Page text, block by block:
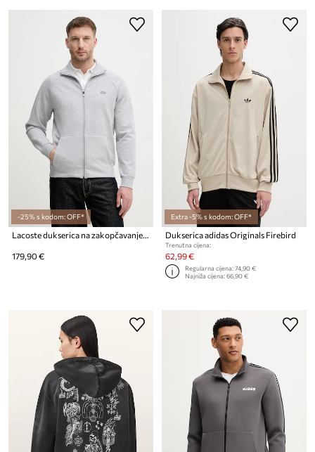
-25% s kodom: OFF*
Lacoste dukserica na zakopčavanje za muškarce
179,90 €
Extra -5% s kodom: OFF*
Dukserica adidas Originals Firebird
Trenutna cijena:
62,99 €
Regularna cijena:74,90 €
Najniža cijena:66,90 €